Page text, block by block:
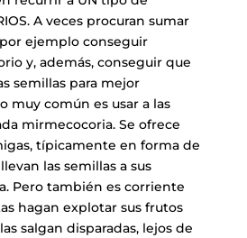
A veces procuran sumar
ejemplo conseguir
y, además, conseguir que
semillas para mejor
muy común es usar a las
mirmecocoria. Se ofrece
típicamente en forma de
las semillas a sus
Pero también es corriente
hagan explotar sus frutos
salgan disparadas, lejos de